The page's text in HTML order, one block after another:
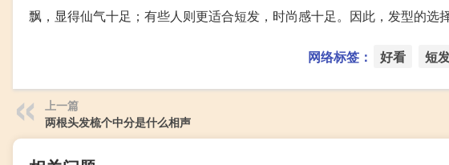
飘，显得仙气十足；有些人则更适合短发，时尚感十足。因此，发型的选
网络标签： 好看 短
上一篇
两根头发梳个中分是什么相声